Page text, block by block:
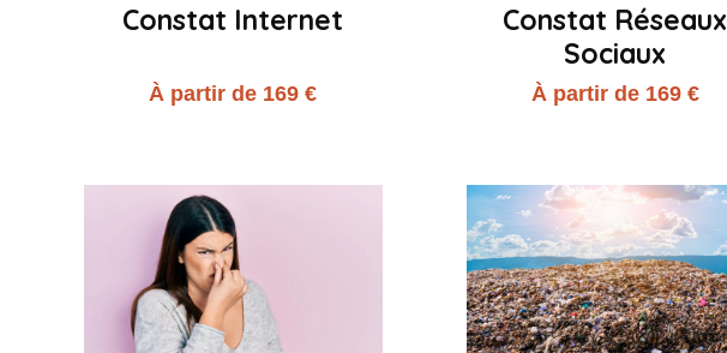
Constat Internet
À partir de 169 €
Constat Réseaux
Sociaux
À partir de 169 €